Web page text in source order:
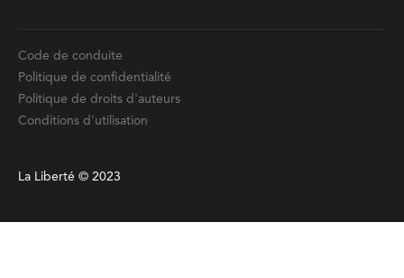
Code de conduite
Politique de confidentialité
Politique de droits d'auteurs
Conditions d'utilisation
La Liberté © 2023